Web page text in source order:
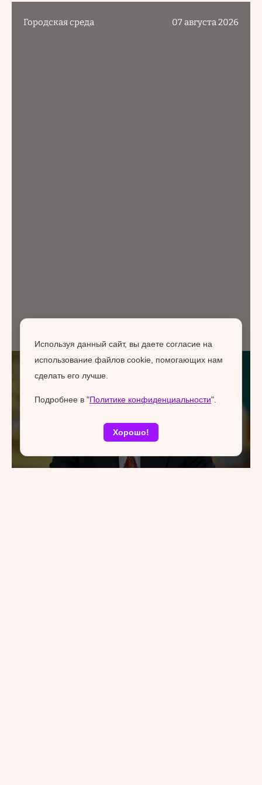
Городская среда 07 августа 2026
Используя данный сайт, вы даете согласие на
использование файлов cookie, помогающих нам
сделать его лучше.
Подробнее в "Политике конфиденциальности".
Хорошо!